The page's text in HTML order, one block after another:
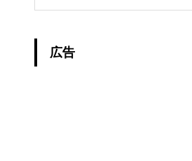
広告